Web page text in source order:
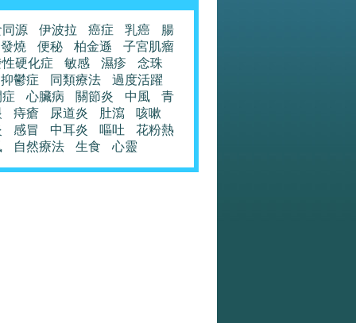
源 伊波拉 癌症 乳癌
腸
發燒
便秘 柏金遜
子宮肌瘤
硬化症
敏感 濕疹
念珠
抑鬱症
同類療法
過度活躍
心臟病 關節炎 中風
青
痔瘡 尿道炎 肚瀉
咳嗽
感冒 中耳炎 嘔吐
花粉熱
自然療法 生食 心靈